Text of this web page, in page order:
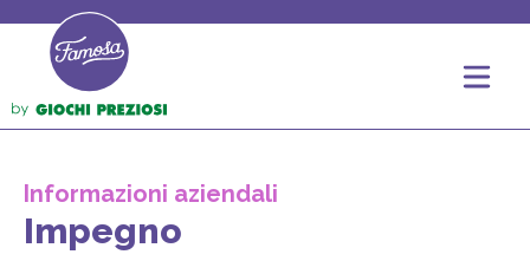
Informazioni aziendali
Impegno